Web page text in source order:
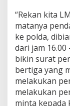
“Rekan kita
matanya
ke polda,
dari jam
bikin surat
bertiga yang
melakukan
melakukan
minta kepada